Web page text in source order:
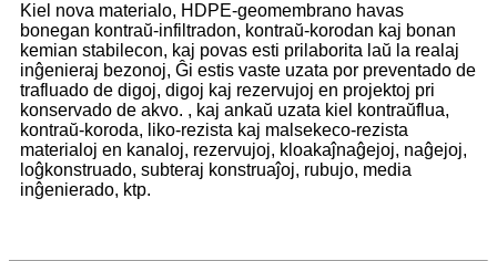
Kiel nova materialo, HDPE-geomembrano havas
bonegan kontraŭ-infiltradon, kontraŭ-korodan kaj bonan
kemian stabilecon, kaj povas esti prilaborita laŭ la realaj
inĝenieraj bezonoj, Ĝi estis vaste uzata por preventado de
trafluado de digoj, digoj kaj rezervujoj en projektoj pri
konservado de akvo. , kaj ankaŭ uzata kiel kontraŭflua,
kontraŭ-koroda, liko-rezista kaj malsekeco-rezista
materialoj en kanaloj, rezervujoj, kloakaĵnaĝejoj, naĝejoj,
loĝkonstruado, subteraj konstruaĵoj, rubujo, media
inĝenierado, ktp.